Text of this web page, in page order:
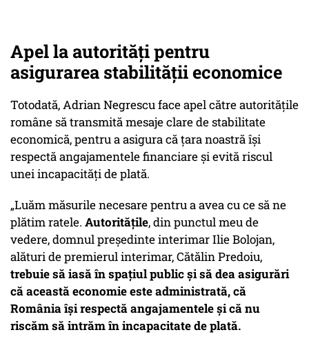
Apel la autorități pentru
asigurarea stabilității economice
Totodată, Adrian Negrescu face apel către autoritățile
române să transmită mesaje clare de stabilitate
economică, pentru a asigura că țara noastră își
respectă angajamentele financiare și evită riscul
unei incapacități de plată.
„Luăm măsurile necesare pentru a avea cu ce să ne
plătim ratele. Autoritățile, din punctul meu de
vedere, domnul președinte interimar Ilie Bolojan,
alături de premierul interimar, Cătălin Predoiu,
trebuie să iasă în spațiul public și să dea asigurări
că această economie este administrată, că
România își respectă angajamentele și că nu
riscăm să intrăm în incapacitate de plată.